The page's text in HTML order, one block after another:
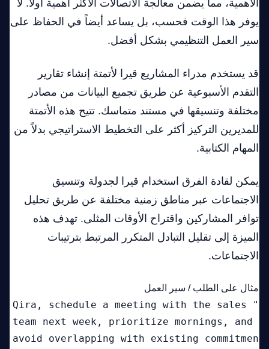
الأهمية، مما يضمن معالجة الاتصالات الأكثر أهمية أولاً. لا
يوفر هذا الوقت فحسب، بل يساعد أيضاً في الحفاظ على
سير العمل التنظيمي بشكل أفضل.
قد يستخدم مدراء المشاريع قيرا لأتمتة إنشاء تقارير
التقدم الأسبوعية عن طريق تجميع البيانات من مصادر
مختلفة وتنسيقها في مستند متماسك. تتيح هذه الأتمتة
للمديرين التركيز أكثر على التخطيط الاستراتيجي بدلاً من
المهام الكتابية.
يمكن لقادة الفرق استخدام قيرا لجدولة وتنسيق
الاجتماعات عبر مناطق زمنية مختلفة عن طريق تحليل
توافر المشاركين واقتراح الأوقات المثلى. تهدف هذه
الميزة إلى تقليل التبادل المتكرر المرتبط بترتيبات
الاجتماعات.
مثال على الطلب / سير العمل
"Qira, schedule a meeting with the sales
team next week, prioritize mornings, and
avoid overlapping with existing commitmen